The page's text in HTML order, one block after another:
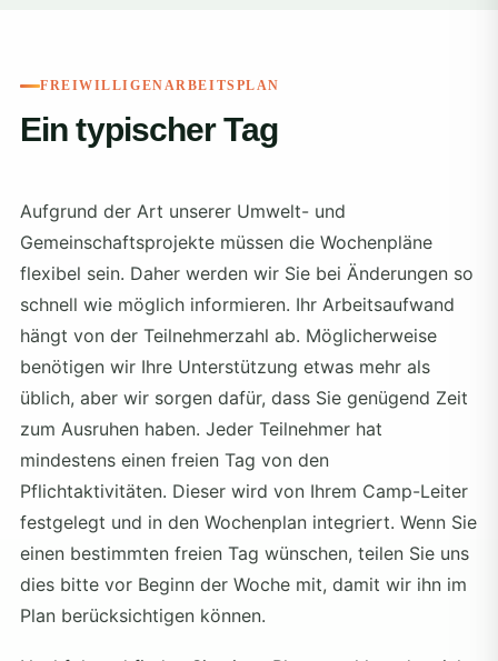
FREIWILLIGENARBEITSPLAN
Ein typischer Tag
Aufgrund der Art unserer Umwelt- und
Gemeinschaftsprojekte müssen die Wochenpläne
flexibel sein. Daher werden wir Sie bei Änderungen so
schnell wie möglich informieren. Ihr Arbeitsaufwand
hängt von der Teilnehmerzahl ab. Möglicherweise
benötigen wir Ihre Unterstützung etwas mehr als
üblich, aber wir sorgen dafür, dass Sie genügend Zeit
zum Ausruhen haben. Jeder Teilnehmer hat
mindestens einen freien Tag von den
Pflichtaktivitäten. Dieser wird von Ihrem Camp-Leiter
festgelegt und in den Wochenplan integriert. Wenn Sie
einen bestimmten freien Tag wünschen, teilen Sie uns
dies bitte vor Beginn der Woche mit, damit wir ihn im
Plan berücksichtigen können.